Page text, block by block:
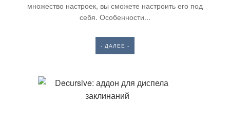
множество настроек, вы сможете настроить его под
себя. Особенности...
- ДАЛЕЕ -